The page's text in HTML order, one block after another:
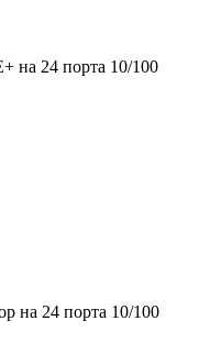
на 24 порта 10/100
на 24 порта 10/100